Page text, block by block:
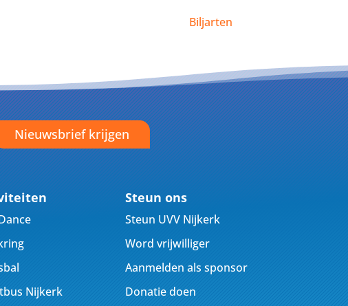
Biljarten
Nieuwsbrief krijgen
Nijkerk
Steun ons
Steun UVV Nijkerk
Word vrijwilliger
Aanmelden als sponsor
Donatie doen